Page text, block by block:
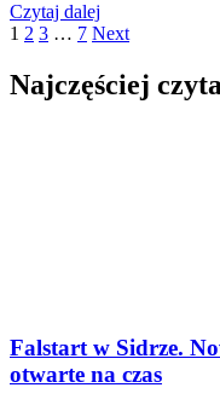
Czytaj dalej
1 2 3 … 7 Next
Najczęściej
Falstart w Sidrze.
otwarte na czas